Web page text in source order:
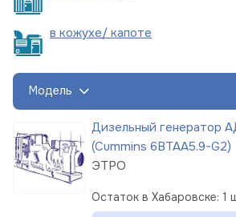
в кожухе/ капоте
Модель
Дизельный генератор
(Cummins 6BTAA5.9-G2)
ЭТРО
Остаток в Хабаровске: 1